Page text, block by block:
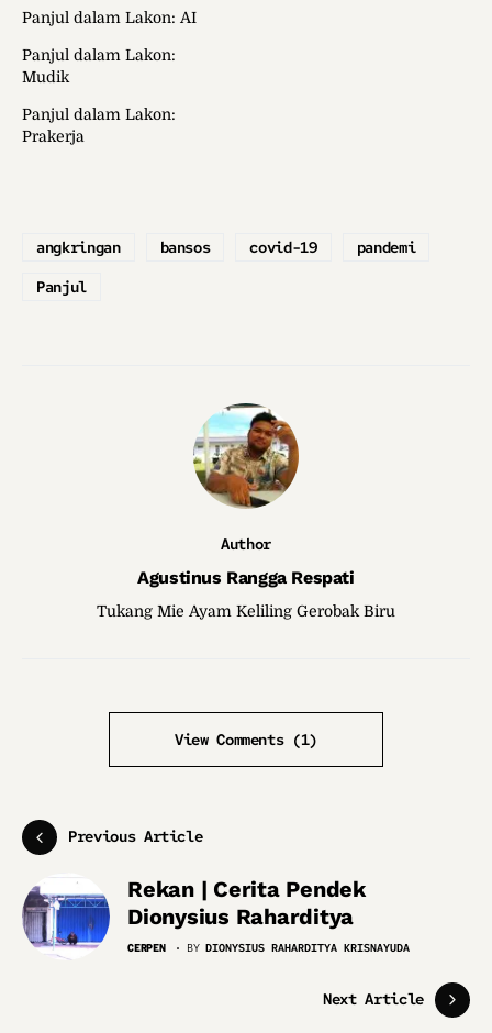
Panjul dalam Lakon: AI
Panjul dalam Lakon:
Mudik
Panjul dalam Lakon:
Prakerja
angkringan bansos covid-19
pandemi
Panjul
Author
Agustinus Rangga Respati
Tukang Mie Ayam Keliling Gerobak Biru
View Comments (1)
Previous Article
Rekan | Cerita Pendek
Dionysius Raharditya
CERPEN BY DIONYSIUS RAHARDITYA KRISNAYUDA
Next Article